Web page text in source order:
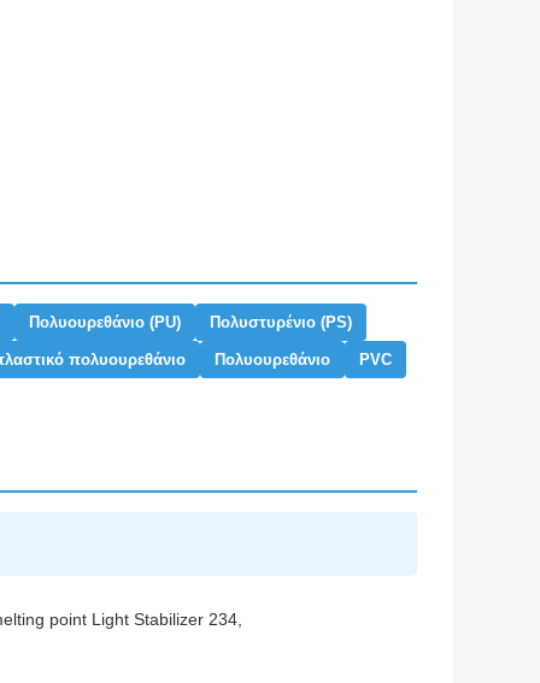
Πολυουρεθάνιο (PU) Πολυστυρένιο (PS)
πολυουρεθάνιο Πολυουρεθάνιο PVC
point Light Stabilizer 234,